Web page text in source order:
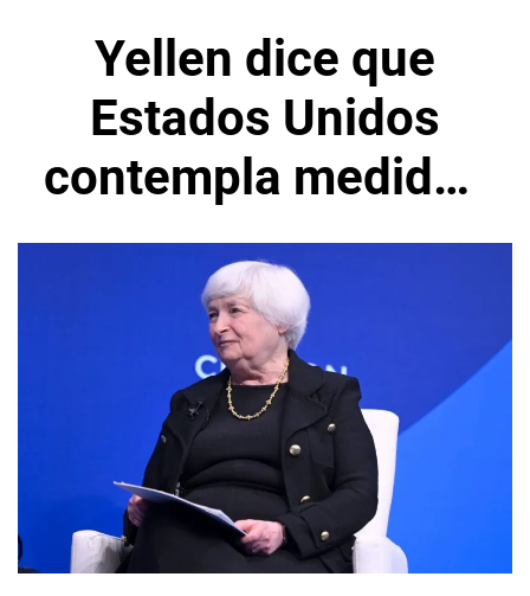
Yellen dice que
Estados Unidos
contempla medidas
contra tope
petrolero ruso